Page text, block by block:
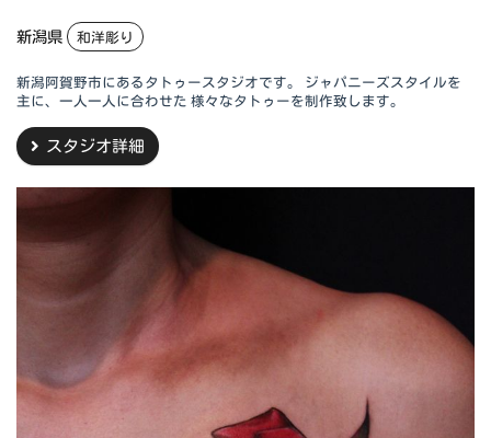
新潟県 和洋彫り
新潟阿賀野市にあるタトゥースタジオです。 ジャパニーズスタイルを
主に、一人一人に合わせた 様々なタトゥーを制作致します。
スタジオ詳細